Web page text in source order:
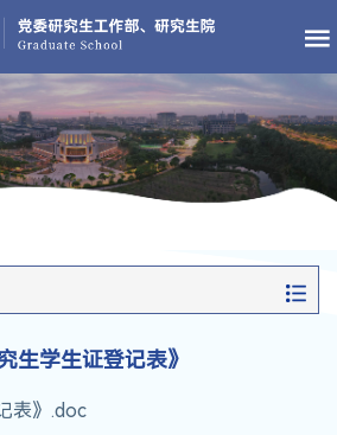
生学生证登记表》
表》.doc